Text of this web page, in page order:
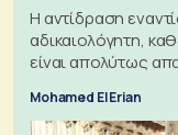
Η αντίδραση
αδικαιολόγητη,
είναι απολύτως
Mohamed El Erian